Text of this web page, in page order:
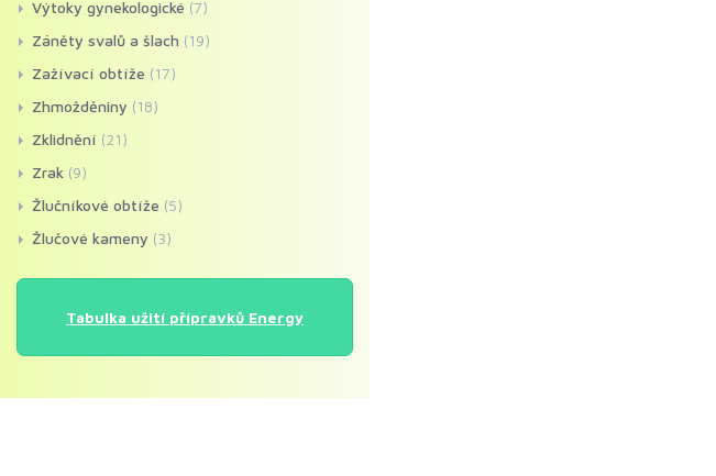
Výtoky gynekologické (7)
Záněty svalů a šlach (19)
Zažívací obtíže (17)
Zhmožděniny (18)
Zklidnění (21)
Zrak (9)
Žlučníkové obtíže (5)
Žlučové kameny (3)
Tabulka užití přípravků Energy